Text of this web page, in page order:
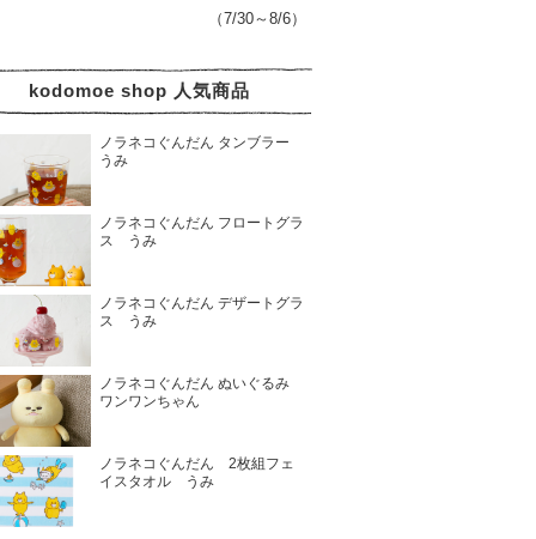
（7/30～8/6）
kodomoe shop 人気商品
ノラネコぐんだん タンブラー
うみ
ノラネコぐんだん フロートグラ
ス うみ
ノラネコぐんだん デザートグラ
ス うみ
ノラネコぐんだん ぬいぐるみ
ワンワンちゃん
ノラネコぐんだん 2枚組フェ
イスタオル うみ